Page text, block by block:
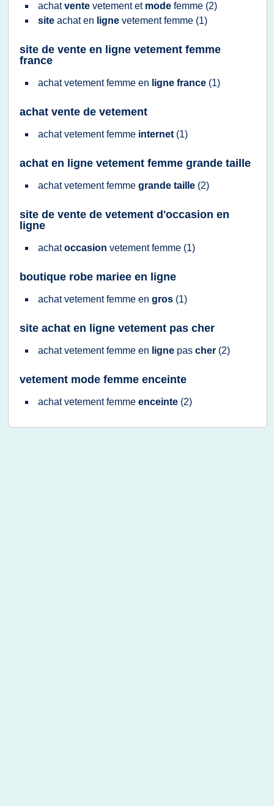
achatvente vetementet mode femme (2)
site achaten ligne vetement femme (1)
site de vente en ligne vetement femme
france
achat vetement femme en ligne france (1)
achat vente de vetement
achat vetement femme internet (1)
achat en ligne vetement femme grande taille
achat vetement femme grande taille (2)
site de vente de vetement d'occasion en
ligne
achatoccasion vetement femme (1)
boutique robe mariee en ligne
achat vetement femme en gros (1)
site achat en ligne vetement pas cher
achat vetement femme en ligne pas cher (2)
vetement mode femme enceinte
achat vetement femme enceinte (2)